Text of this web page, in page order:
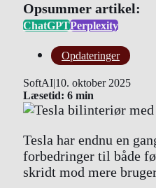
Opsummer artikel:
ChatGPTPerplexity
Opdateringer
SoftAI|10. oktober 2025
Læsetid: 6 min
Tesla har endnu en
forbedringer til både
skridt mod mere